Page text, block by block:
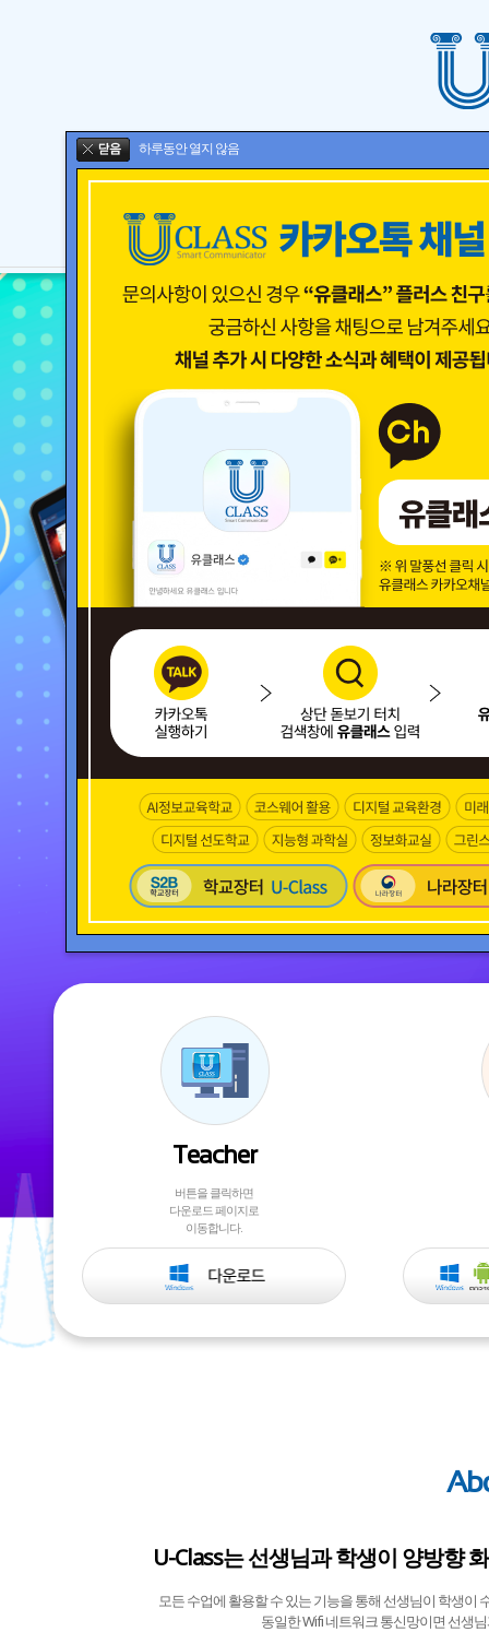
TEACHER STUDENT
Teacher
버튼을 클릭하면
다운로드 페이지로
이동합니다.
U-Class는 선생님과 학생이 양방향
모든 수업에 활용할 수 있는 기능을 통해 선생님이 학생이
동일한 Wifi 네트워크 통신망이면 선생
하루동안 열지 않음